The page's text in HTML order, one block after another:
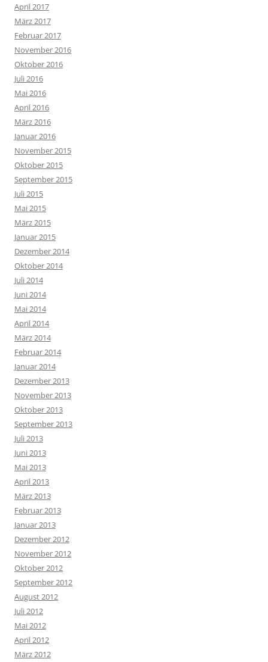
April 2017
März 2017
Februar 2017
November 2016
Oktober 2016
Juli 2016
Mai 2016
April 2016
März 2016
Januar 2016
November 2015
Oktober 2015
September 2015
Juli 2015
Mai 2015
März 2015
Januar 2015
Dezember 2014
Oktober 2014
Juli 2014
Juni 2014
Mai 2014
April 2014
März 2014
Februar 2014
Januar 2014
Dezember 2013
November 2013
Oktober 2013
September 2013
Juli 2013
Juni 2013
Mai 2013
April 2013
März 2013
Februar 2013
Januar 2013
Dezember 2012
November 2012
Oktober 2012
September 2012
August 2012
Juli 2012
Mai 2012
April 2012
März 2012